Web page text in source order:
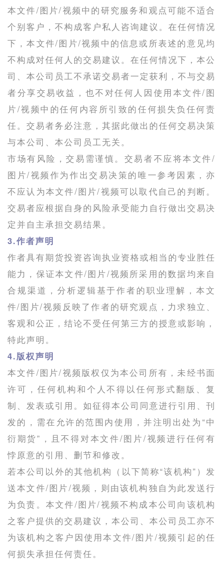
本文件/图片/视频中的研究服务和观点可能不适合
个别客户，不构成客户私人咨询建议。在任何情况
下，本文件/图片/视频中的信息或所表述的意见均
不构成对任何人的交易建议。在任何情况下，本公
司、本公司员工不承诺交易者一定获利，不与交易
者分享交易收益，也不对任何人因使用本文件/图
片/视频中的任何内容所引致的任何损失负任何责
任。交易者务必注意，其据此做出的任何交易决策
与本公司、本公司员工无关。
市场有风险，交易需谨慎。交易者不应将本文件/
图片/视频作为作出交易决策的唯一参考因素，亦
不应认为本文件/图片/视频可以取代自己的判断。
交易者应根据自身的风险承受能力自行做出交易决
定并自主承担交易结果。
3.作者声明
作者具有期货投资咨询执业资格或相当的专业胜任
能力，保证本文件/图片/视频所采用的数据均来自
合规渠道，分析逻辑基于作者的职业理解，本文
件/图片/视频反映了作者的研究观点，力求独立、
客观和公正，结论不受任何第三方的授意或影响，
特此声明。
4.版权声明
本文件/图片/视频版权仅为本公司所有，未经书面
许可，任何机构和个人不得以任何形式翻版、复
制、发表或引用。如征得本公司同意进行引用、刊
发的，需在允许的范围内使用，并注明出处为“中
衍期货”，且不得对本文件/图片/视频进行任何有
悖原意的引用、删节和修改。
若本公司以外的其他机构（以下简称“该机构”）发
送本文件/图片/视频，则由该机构独自为此发送行
为负责。本文件/图片/视频不构成本公司向该机构
之客户提供的交易建议，本公司、本公司员工亦不
为该机构之客户因使用本文件/图片/视频引起的任
何损失承担任何责任。